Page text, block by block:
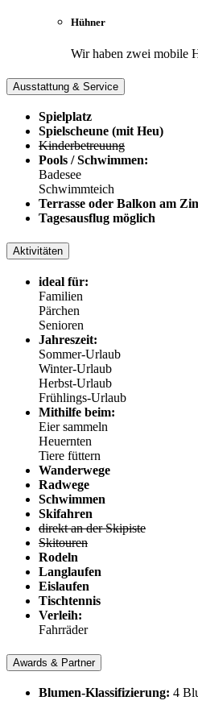
Hühner
Wir haben zwei mobile
Ausstattung & Service
Spielplatz
Spielscheune (mit Heu)
Kinderbetreuung
Pools / Schwimmen:
Badesee
Schwimmteich
Terrasse oder Balkon am
Tagesausflug möglich
Aktivitäten
ideal für:
Familien
Pärchen
Senioren
Jahreszeit:
Sommer-Urlaub
Winter-Urlaub
Herbst-Urlaub
Frühlings-Urlaub
Mithilfe beim:
Eier sammeln
Heuernten
Tiere füttern
Wanderwege
Radwege
Schwimmen
Skifahren
direkt an der Skipiste
Skitouren
Rodeln
Langlaufen
Eislaufen
Tischtennis
Verleih:
Fahrräder
Awards & Partner
Blumen-Klassifizierung: 4